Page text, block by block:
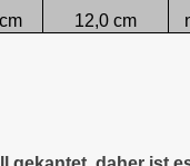
12,0 cm